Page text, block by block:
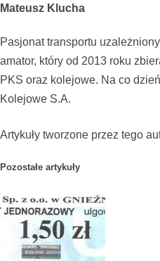
Mateusz Klucha
Pasjonat transportu
amator, który od 2013 roku
PKS oraz kolejowe. Na co
Kolejowe S.A.
Artykuły tworzone przez tego
Pozostałe artykuły